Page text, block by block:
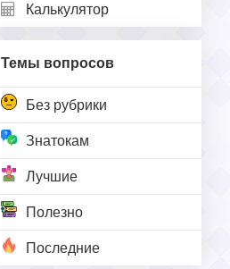
Калькулятор
Темы вопросов
Без рубрики
Знатокам
Лучшие
Полезно
Последние